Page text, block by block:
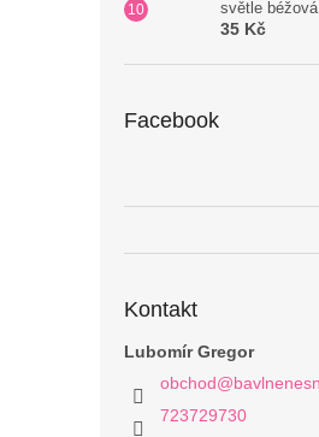
světle
35 Kč
Facebook
Kontakt
Lubomír Gregor
obchod@
723729730